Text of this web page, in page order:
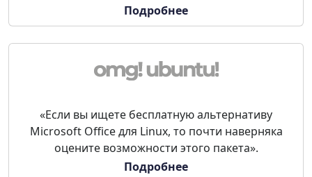
Подробнее
«Если вы ищете бесплатную альтернативу
Microsoft Office для Linux, то почти наверняка
оцените возможности этого пакета».
Подробнее